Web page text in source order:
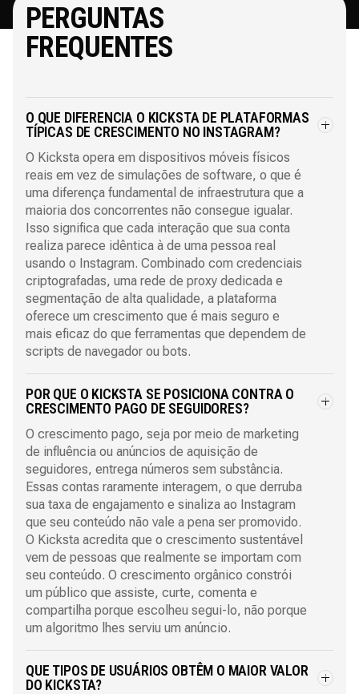
PERGUNTAS
FREQUENTES
O QUE DIFERENCIA O KICKSTA DE PLATAFORMAS
TÍPICAS DE CRESCIMENTO NO INSTAGRAM?
O Kicksta opera em dispositivos móveis físicos
reais em vez de simulações de software, o que é
uma diferença fundamental de infraestrutura que a
maioria dos concorrentes não consegue igualar.
Isso significa que cada interação que sua conta
realiza parece idêntica à de uma pessoa real
usando o Instagram. Combinado com credenciais
criptografadas, uma rede de proxy dedicada e
segmentação de alta qualidade, a plataforma
oferece um crescimento que é mais seguro e
mais eficaz do que ferramentas que dependem de
scripts de navegador ou bots.
POR QUE O KICKSTA SE POSICIONA CONTRA O
CRESCIMENTO PAGO DE SEGUIDORES?
O crescimento pago, seja por meio de marketing
de influência ou anúncios de aquisição de
seguidores, entrega números sem substância.
Essas contas raramente interagem, o que derruba
sua taxa de engajamento e sinaliza ao Instagram
que seu conteúdo não vale a pena ser promovido.
O Kicksta acredita que o crescimento sustentável
vem de pessoas que realmente se importam com
seu conteúdo. O crescimento orgânico constrói
um público que assiste, curte, comenta e
compartilha porque escolheu segui-lo, não porque
um algoritmo lhes serviu um anúncio.
QUE TIPOS DE USUÁRIOS OBTÊM O MAIOR VALOR
DO KICKSTA?